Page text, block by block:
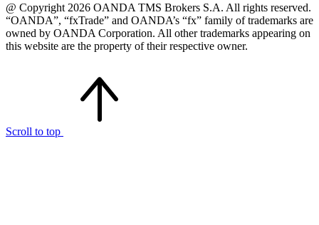
@ Copyright 2026 OANDA TMS Brokers S.A. All rights reserved.
“OANDA”, “fxTrade” and OANDA’s “fx” family of trademarks are
owned by OANDA Corporation. All other trademarks appearing on
this website are the property of their respective owner.
Scroll to top